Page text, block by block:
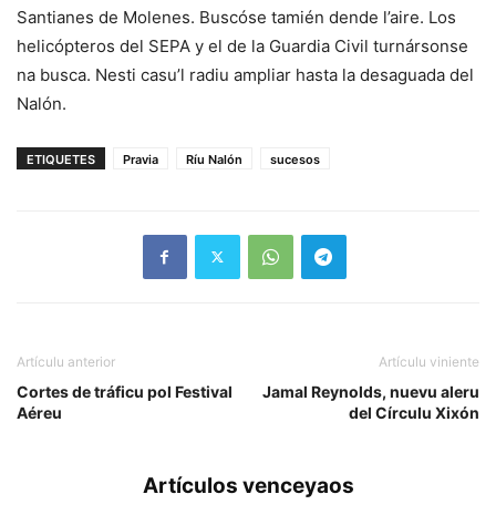
Santianes de Molenes. Buscóse tamién dende l’aire. Los
helicópteros del SEPA y el de la Guardia Civil turnársonse
na busca. Nesti casu’l radiu ampliar hasta la desaguada del
Nalón.
ETIQUETES Pravia Ríu Nalón sucesos
Artículu anterior
Cortes de tráficu pol Festival
Aéreu
Artículu viniente
Jamal Reynolds, nuevu aleru
del Círculu Xixón
Artículos venceyaos